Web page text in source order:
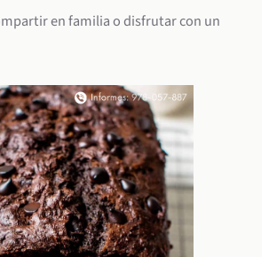
en familia o disfrutar con un